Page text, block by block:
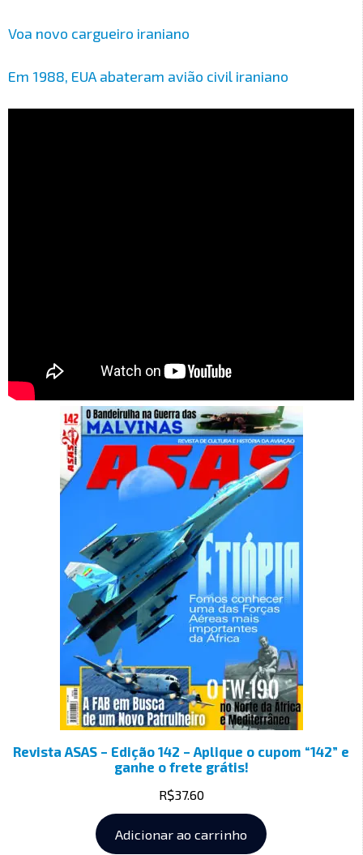
Voa novo cargueiro iraniano
Em 1988, EUA abateram avião civil iraniano
Revista ASAS – Edição 142 – Aplique o cupom “142” e
ganhe o frete grátis!
R$37.60
Adicionar ao carrinho